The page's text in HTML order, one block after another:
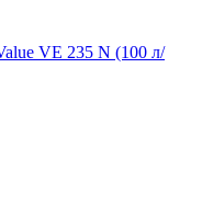
VE 235 N (100 л/